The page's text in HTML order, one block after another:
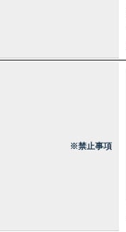
※禁止事項